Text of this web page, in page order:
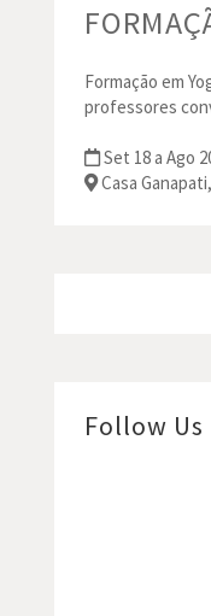
Formação em
professores
Set 18 a Ago
Casa
Follow Us